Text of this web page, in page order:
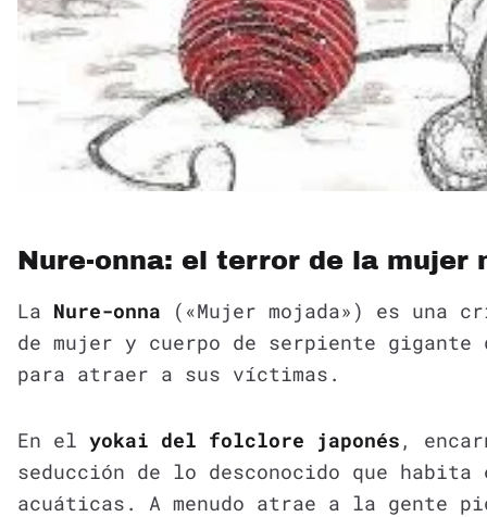
Nure-onna: el terror de la mujer
La Nure-onna («Mujer mojada») es una
de mujer y cuerpo de serpiente gigante
para atraer a sus víctimas.
En el yokai del folclore japonés ,
seducción de lo desconocido que habita
acuáticas. A menudo atrae a la gente